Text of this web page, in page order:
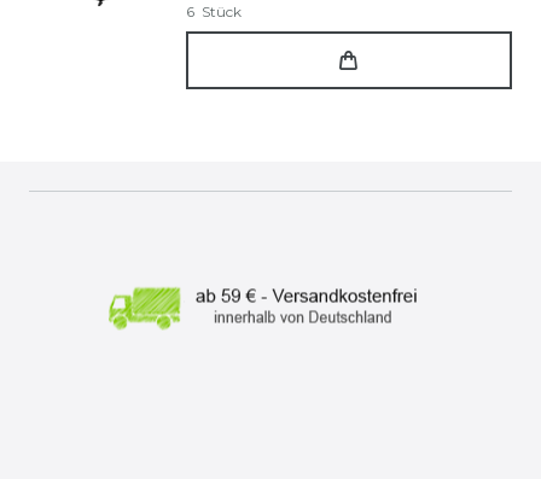
6 Stück